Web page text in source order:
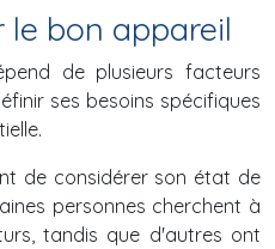
le bon appareil
de plusieurs facteurs
ses besoins spécifiques
de considérer son état de
personnes cherchent à
tandis que d'autres ont